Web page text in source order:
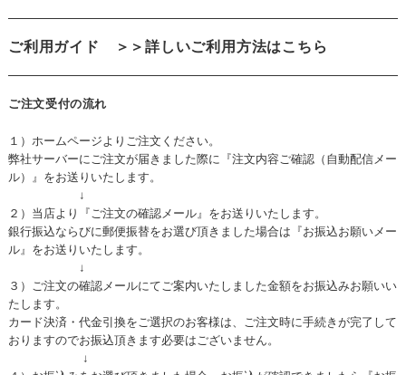
ご利用ガイド ＞＞詳しいご利用方法はこちら
ご注文受付の流れ
１）ホームページよりご注文ください。
弊社サーバーにご注文が届きました際に『注文内容ご確認（自動配信メー
ル）』をお送りいたします。
↓
２）当店より『ご注文の確認メール』をお送りいたします。
銀行振込ならびに郵便振替をお選び頂きました場合は『お振込お願いメー
ル』をお送りいたします。
↓
３）ご注文の確認メールにてご案内いたしました金額をお振込みお願いい
たします。
カード決済・代金引換をご選択のお客様は、ご注文時に手続きが完了して
おりますのでお振込頂きます必要はございません。
↓